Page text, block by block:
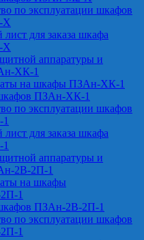
по эксплуатации шкафов
Х
для заказа шкафа
Х
аппаратуры и
ХК-1
на шкафы ПЗАн-ХК-1
ПЗАн-ХК-1
по эксплуатации шкафов
для заказа шкафа
аппаратуры и
2В-2П-1
на шкафы
1
ПЗАн-2В-2П-1
по эксплуатации шкафов
1